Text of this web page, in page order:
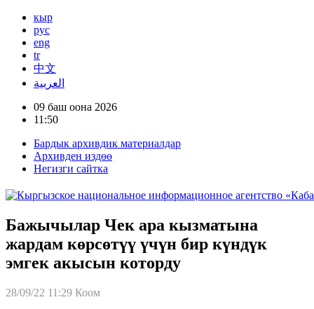
кыр
рус
eng
tr
中文
العربية
09 баш оона 2026
11:50
Бардык архивдик материалдар
Архивден издөө
Негизги сайтка
Бажычылар Чек ара кызматына
жардам көрсөтүү үчүн бир күндүк
эмгек акысын которду
28/09/22 11:29 Коом